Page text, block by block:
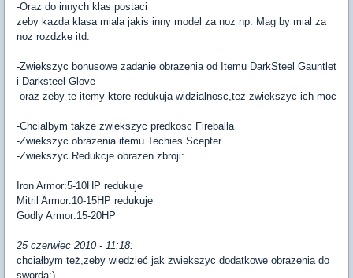
-Oraz do innych klas postaci
zeby kazda klasa miala jakis inny model za noz np. Mag by mial za
noz rozdzke itd.
-Zwiekszyc bonusowe zadanie obrazenia od Itemu DarkSteel Gauntlet
i Darksteel Glove
-oraz zeby te itemy ktore redukuja widzialnosc,tez zwiekszyc ich moc
-Chcialbym takze zwiekszyc predkosc Fireballa
-Zwiekszyc obrazenia itemu Techies Scepter
-Zwiekszyc Redukcje obrazen zbroji:
Iron Armor:5-10HP redukuje
Mitril Armor:10-15HP redukuje
Godly Armor:15-20HP
25 czerwiec 2010 - 11:18:
chciałbym też,zeby wiedzieć jak zwiekszyc dodatkowe obrazenia do
sworda;)